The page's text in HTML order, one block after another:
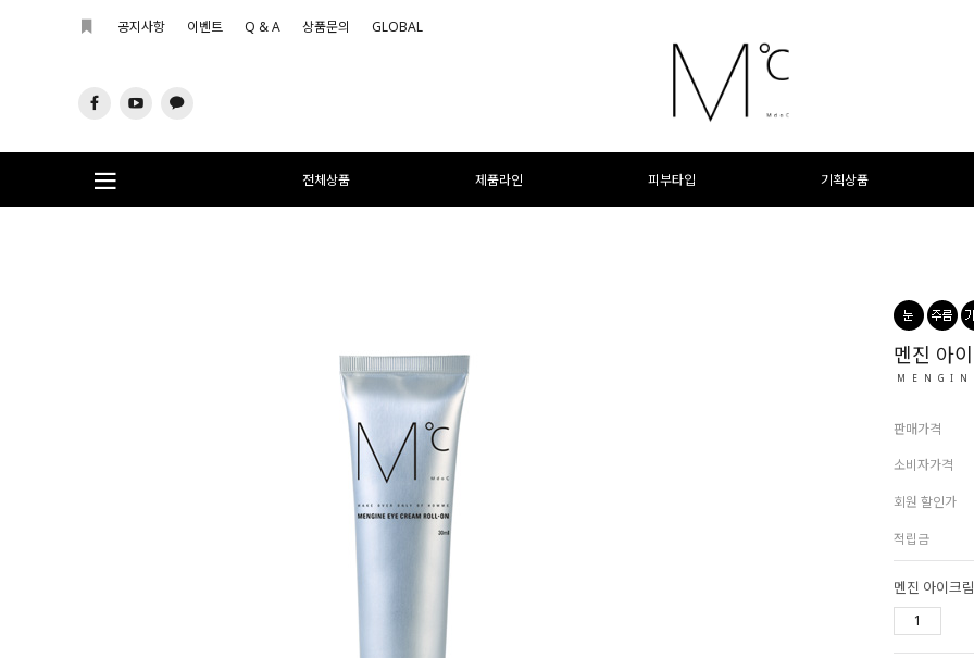
공지사항 이벤트 Q & A 상품문의 GLOBAL
전체상품 제품라인 피부타입 기획상품
멘진 아
판매가격
소비자가격
회원 할인가
적립금
멘진 아이크